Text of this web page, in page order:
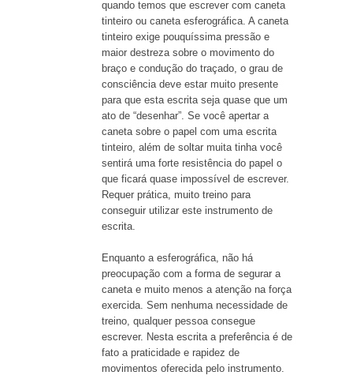
quando temos que escrever com caneta
tinteiro ou caneta esferográfica. A caneta
tinteiro exige pouquíssima pressão e
maior destreza sobre o movimento do
braço e condução do traçado, o grau de
consciência deve estar muito presente
para que esta escrita seja quase que um
ato de “desenhar”. Se você apertar a
caneta sobre o papel com uma escrita
tinteiro, além de soltar muita tinha você
sentirá uma forte resistência do papel o
que ficará quase impossível de escrever.
Requer prática, muito treino para
conseguir utilizar este instrumento de
escrita.
Enquanto a esferográfica, não há
preocupação com a forma de segurar a
caneta e muito menos a atenção na força
exercida. Sem nenhuma necessidade de
treino, qualquer pessoa consegue
escrever. Nesta escrita a preferência é de
fato a praticidade e rapidez de
movimentos oferecida pelo instrumento.